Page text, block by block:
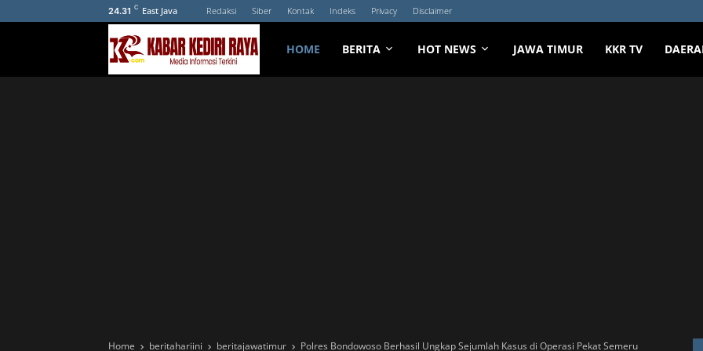
24.31 C East Java Redaksi Siber Kontak Indeks Privacy Disclaimer
HOME BERITA HOT NEWS JAWA TIMUR KKR TV
Home beritahariini beritajawatimur
Polres Bondowoso Berhasil Ungkap Sejumlah Kasus di Operasi Pekat Semeru